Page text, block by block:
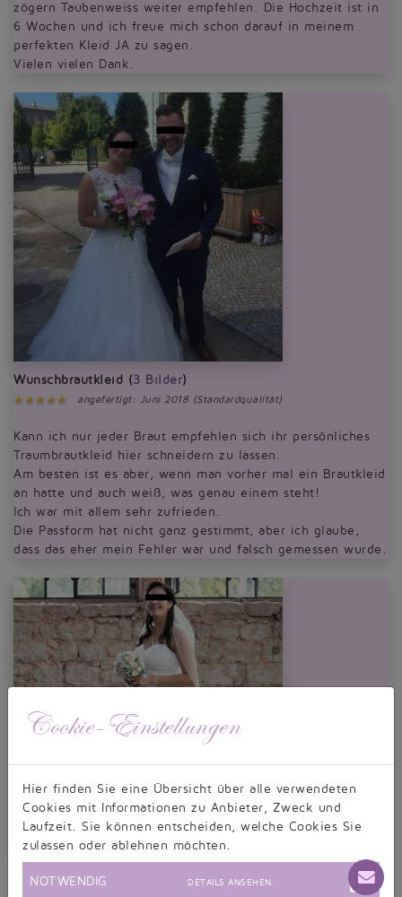
zögern Taubenweiss weiter empfehlen. Die Hochzeit ist in
6 Wochen und ich freue mich schon darauf in meinem
perfekten Kleid JA zu sagen.
Vielen vielen Dank.
Wunschbrautkleid (3 Bilder)
angefertigt: Juni 2018 (Standardqualität)
Kann ich nur jeder Braut empfehlen sich ihr persönliches
Traumbrautkleid hier schneidern zu lassen.
Am besten ist es aber, wenn man vorher mal ein Brautkleid
an hatte und auch weiß, was genau einem steht!
Ich war mit allem sehr zufrieden.
Die Passform hat nicht ganz gestimmt, aber ich glaube,
dass das eher mein Fehler war und falsch gemessen wurde.
Wunschbrautkleid (5 Bilder)
angefertigt: April 2018 (Premiumqualität)
Cookie-Einstellungen
Hier finden Sie eine Übersicht über alle verwendeten
Cookies mit Informationen zu Anbieter, Zweck und
Laufzeit. Sie können entscheiden, welche Cookies Sie
zulassen oder ablehnen möchten.
NOTWENDIG DETAILS ANSEHEN